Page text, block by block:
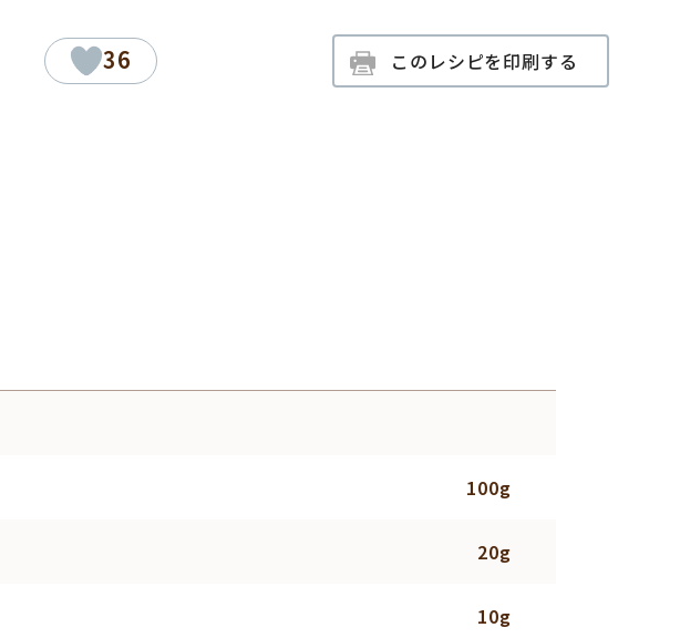
36 このレシピを印刷する
100g
20g
10g